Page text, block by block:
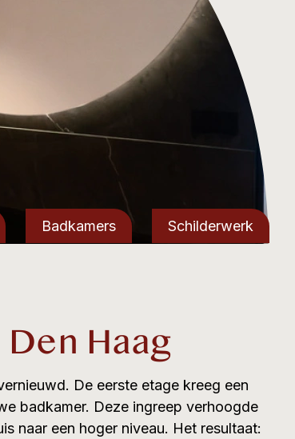
Badkamers Schilderwerk
Haag
De eerste etage kreeg een
badkamer. Deze ingreep verhoogde
naar een hoger niveau. Het resultaat: